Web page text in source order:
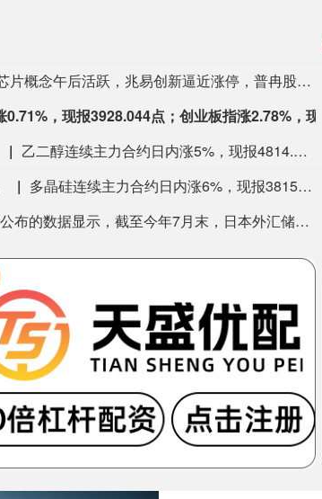
存储芯片概念午后活跃，兆易创新逼近涨停，普冉股份、江波龙、德明利、北京君正、朗科科技、佰维存储、香农芯创跟涨。
乙二醇连续主力合约日内涨5%，现报4814.00元。
多晶硅连续主力合约日内涨6%，现报38150.00元。
日本财务省7日公布的数据显示，截至今年7月末，日本外汇储备约为1.29万亿美元，较6月末减少3.77亿美元，为连续第三个月下降。日本财务省表示，外汇储备减少的原因是美国国债收益率上升，导致日本持有的美国国债等债券市值下降。数据显示，截至7月末，日本外汇储备中的证券资产约为9273.32亿美元，较6月末减少12.5亿美元。由于日本政府和央行7月底干预日元汇率，外汇储备变化受到市场关注。日本财务省表示，从交易达成到结算需要数天时间。因此，7月底干预汇率的影响尚未反映在此次统计数据中。（新华社）